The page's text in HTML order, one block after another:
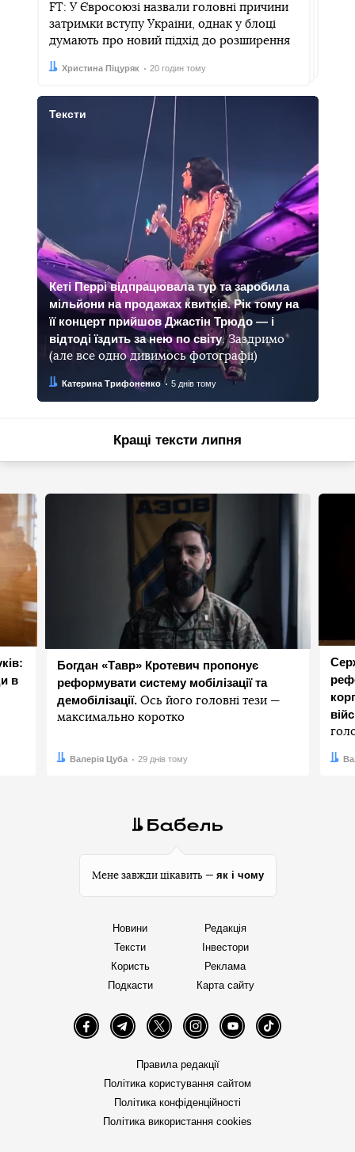
FT: У Євросоюзі назвали головні причини
затримки вступу України, однак у блоці
думають про новий підхід до розширення
Автор:
Христина Піцуряк
Дата: 20 годин тому
Тексти
Кеті Перрі відпрацювала тур та заробила
мільйони на продажах квитків. Рік тому на
її концерт прийшов Джастін Трюдо — і
відтоді їздить за нею по світу. Заздримо
(але все одно дивимось фотографії)
Автор:Катерина Трифоненко
Дата: 5 днів тому
Кращі тексти липня
в
Богдан «Тавр» Кротевич пропонує
реформувати систему мобілізації та
демобілізації. Ось його головні тези —
максимально коротко
Автор:Валерія Цуба
Дата: 29 днів тому Дата:
Мене завжди цікавить — як і чому
Новини
Тексти
Користь
Подкасти
Редакція
Інвестори
Реклама
Карта сайту
FacebookTelegramTwitter InstagramYouTube TikTok
Правила редакції
Політика користування сайтом
Політика конфіденційності
Політика використання cookies